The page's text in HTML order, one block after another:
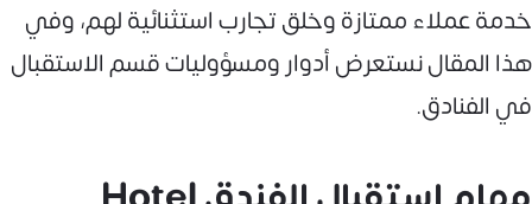
خدمة عملاء ممتازة وخلق تجارب استثنائية لهم، وفي
هذا المقال نستعرض أدوار ومسؤوليات قسم الاستقبال
في الفنادق.